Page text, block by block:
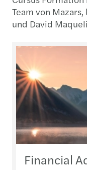
Team von
und David
Financial